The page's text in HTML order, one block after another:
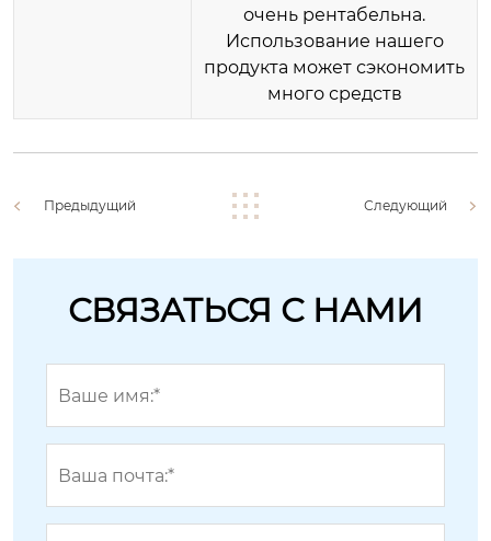
очень рентабельна.
Использование нашего
продукта может сэкономить
много средств
Предыдущий Следующий
СВЯЗАТЬСЯ С НАМИ